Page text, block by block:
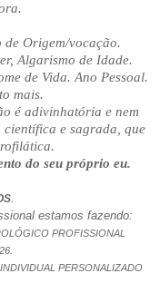
de Origem/vocação.
Algarismo de Idade.
de Vida. Ano Pessoal.
mais.
é adivinhatória e nem
científica e sagrada, que
do seu próprio eu.
.
estamos fazendo:
PROFISSIONAL
PERSONALIZADO